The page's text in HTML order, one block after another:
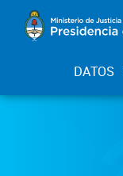
DATOS